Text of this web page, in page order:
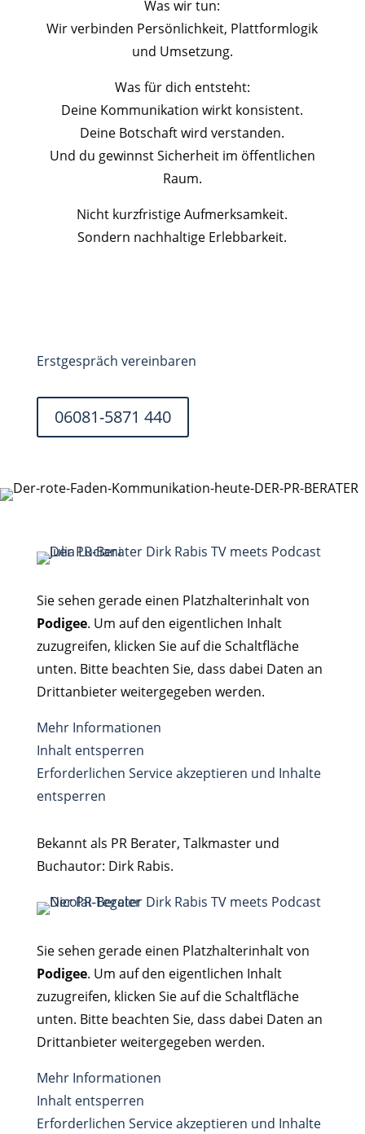
Was wir tun:
Wir verbinden Persönlichkeit, Plattformlogik
und Umsetzung.
Was für dich entsteht:
Deine Kommunikation wirkt konsistent.
Deine Botschaft wird verstanden.
Und du gewinnst Sicherheit im öffentlichen
Raum.
Nicht kurzfristige Aufmerksamkeit.
Sondern nachhaltige Erlebbarkeit.
Erstgespräch vereinbaren
06081-5871 440
Sie sehen gerade einen Platzhalterinhalt von
Podigee. Um auf den eigentlichen Inhalt
zuzugreifen, klicken Sie auf die Schaltfläche
unten. Bitte beachten Sie, dass dabei Daten an
Drittanbieter weitergegeben werden.
Mehr Informationen
Inhalt entsperren
Erforderlichen Service akzeptieren und Inhalte
entsperren
Bekannt als PR Berater, Talkmaster und
Buchautor: Dirk Rabis.
Sie sehen gerade einen Platzhalterinhalt von
Podigee. Um auf den eigentlichen Inhalt
zuzugreifen, klicken Sie auf die Schaltfläche
unten. Bitte beachten Sie, dass dabei Daten an
Drittanbieter weitergegeben werden.
Mehr Informationen
Inhalt entsperren
Erforderlichen Service akzeptieren und Inhalte